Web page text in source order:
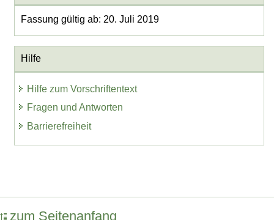
Fassung gültig ab: 20. Juli 2019
Hilfe
Hilfe zum Vorschriftentext
Fragen und Antworten
Barrierefreiheit
zum Seitenanfang